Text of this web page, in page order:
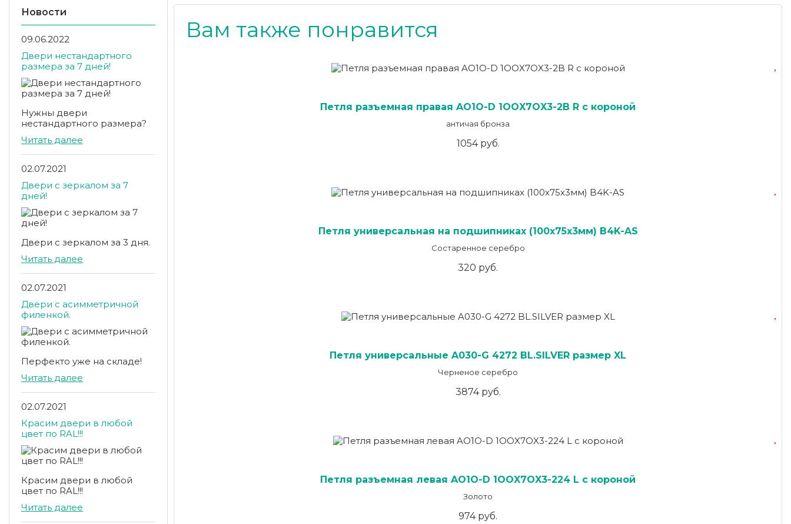
Новости
09.06.2022
Двери нестандартного
размера за 7 дней!
Нужны двери
нестандартного размера?
Читать далее
02.07.2021
Двери с зеркалом за 7
дней!
Двери с зеркалом за 3 дня.
Читать далее
02.07.2021
Двери с асимметричной
филенкой.
Перфекто уже на складе!
Читать далее
02.07.2021
Красим двери в любой
цвет по RAL!!!
Красим двери в любой
цвет по RAL!!!
Читать далее
Вам также понравится
Петля разъемная правая AO1O-D 1OOX7OX3-2B R с короной
античая бронза
1054 руб.
Петля универсальная на подшипниках (100х75х3мм) B4K-AS
Состаренное серебро
320 руб.
Петля универсальные A030-G 4272 BL.SILVER размер XL
Черненое серебро
3874 руб.
Петля разъемная левая AO1O-D 1OOX7OX3-224 L с короной
Золото
974 руб.